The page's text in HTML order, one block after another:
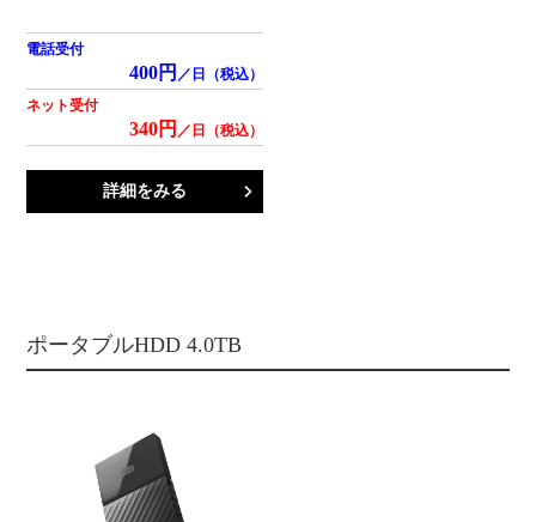
電話受付
400円 ／日（税込）
ネット受付
340円 ／日（税込）
詳細をみる
ポータブルHDD 4.0TB